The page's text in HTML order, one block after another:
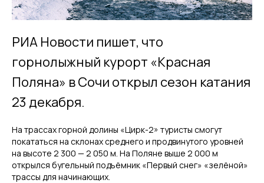
РИА Новости пишет, что
горнолыжный курорт «Красная
Поляна» в Сочи открыл сезон катания
23 декабря.
На трассах горной долины «Цирк-2» туристы смогут
покататься на склонах среднего и продвинутого уровней
на высоте 2 300 — 2 050 м. На Поляне выше 2 000 м
открылся бугельный подъёмник «Первый снег» «зелёной»
трассы для начинающих.